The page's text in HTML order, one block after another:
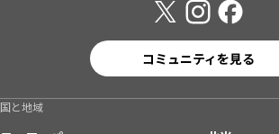
コミュニティを見る
国と地域